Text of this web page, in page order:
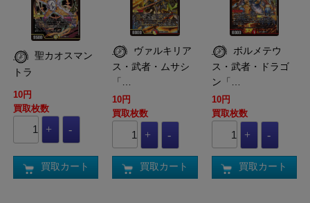
トラ
10円
買取枚数
買取カート
ス・武者・ムサシ
「…
10円
買取枚数
買取カート
ス・武者・ドラゴ
ン「…
10円
買取枚数
買取カート